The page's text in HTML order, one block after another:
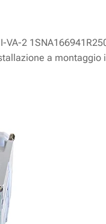
VA-2
a